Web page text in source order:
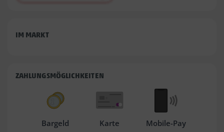
IM MARKT
ZAHLUNGSMÖGLICHKEITEN
Bargeld Karte Mobile-Pay